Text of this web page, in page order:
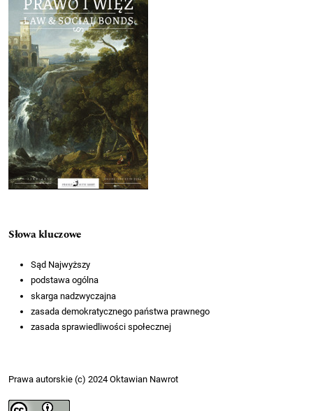
Słowa kluczowe
Sąd Najwyższy
podstawa ogólna
skarga nadzwyczajna
zasada demokratycznego państwa prawnego
zasada sprawiedliwości społecznej
Prawa autorskie (c) 2024 Oktawian Nawrot